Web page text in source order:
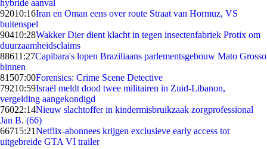
hybride aanval
92010:16Iran en Oman eens over route Straat van Hormuz, VS
buitenspel
90410:28Wakker Dier dient klacht in tegen insectenfabriek Protix om
duurzaamheidsclaims
88611:27Capibara's lopen Braziliaans parlementsgebouw Mato Grosso
binnen
81507:00Forensics: Crime Scene Detective
79210:59Israël meldt dood twee militairen in Zuid-Libanon,
vergelding aangekondigd
76022:14Nieuw slachtoffer in kindermisbruikzaak zorgprofessional
Jan B. (66)
66715:21Netflix-abonnees krijgen exclusieve early access tot
uitgebreide GTA VI trailer